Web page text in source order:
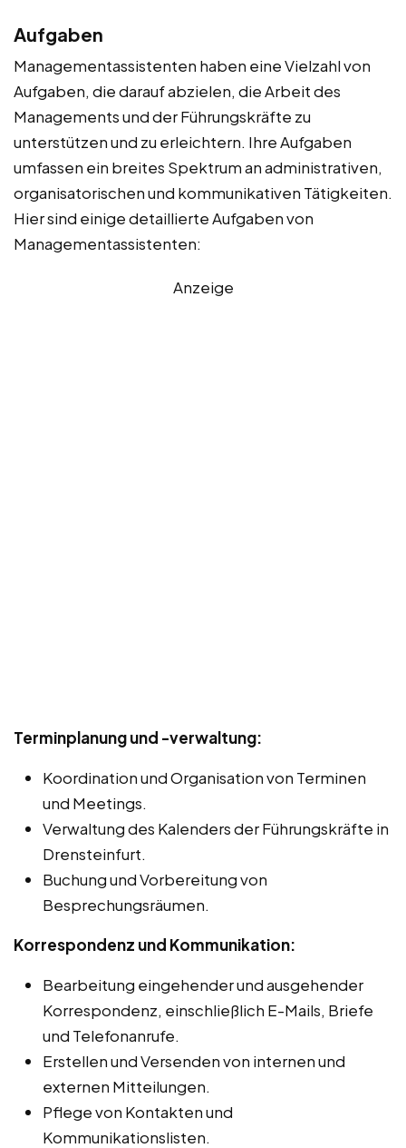
Aufgaben
Managementassistenten haben eine Vielzahl von
Aufgaben, die darauf abzielen, die Arbeit des
Managements und der Führungskräfte zu
unterstützen und zu erleichtern. Ihre Aufgaben
umfassen ein breites Spektrum an administrativen,
organisatorischen und kommunikativen Tätigkeiten.
Hier sind einige detaillierte Aufgaben von
Managementassistenten:
Anzeige
Terminplanung und -verwaltung:
Koordination und Organisation von Terminen
und Meetings.
Verwaltung des Kalenders der Führungskräfte in
Drensteinfurt.
Buchung und Vorbereitung von
Besprechungsräumen.
Korrespondenz und Kommunikation:
Bearbeitung eingehender und ausgehender
Korrespondenz, einschließlich E-Mails, Briefe
und Telefonanrufe.
Erstellen und Versenden von internen und
externen Mitteilungen.
Pflege von Kontakten und
Kommunikationslisten.